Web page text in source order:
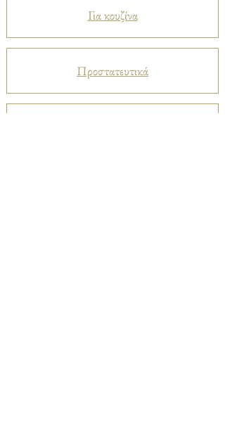
Για κουζίνα
Προστατευτικά